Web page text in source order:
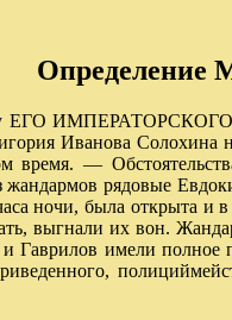
Определение
ЕГО
Иванова
время. —
рядовые
ночи, была открыта
выгнали их вон.
и Гаврилов имели